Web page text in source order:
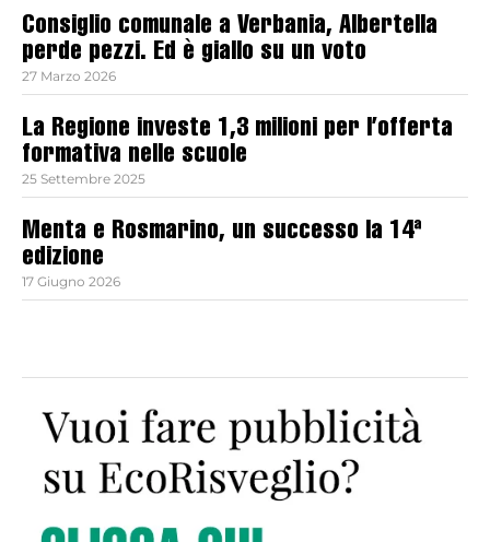
Consiglio comunale a Verbania, Albertella
perde pezzi. Ed è giallo su un voto
27 Marzo 2026
La Regione investe 1,3 milioni per l’offerta
formativa nelle scuole
25 Settembre 2025
Menta e Rosmarino, un successo la 14ª
edizione
17 Giugno 2026